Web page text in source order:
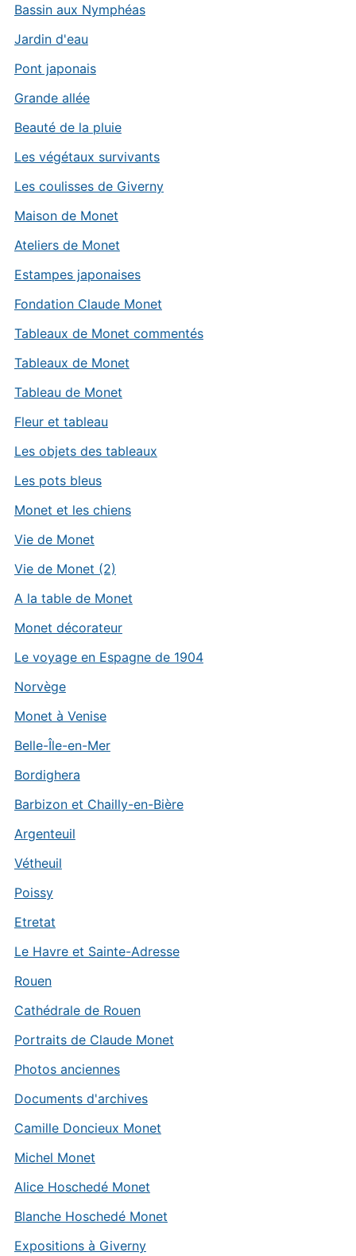
Bassin aux Nymphéas
Jardin d'eau
Pont japonais
Grande allée
Beauté de la pluie
Les végétaux survivants
Les coulisses de Giverny
Maison de Monet
Ateliers de Monet
Estampes japonaises
Fondation Claude Monet
Tableaux de Monet commentés
Tableaux de Monet
Tableau de Monet
Fleur et tableau
Les objets des tableaux
Les pots bleus
Monet et les chiens
Vie de Monet
Vie de Monet (2)
A la table de Monet
Monet décorateur
Le voyage en Espagne de 1904
Norvège
Monet à Venise
Belle-Île-en-Mer
Bordighera
Barbizon et Chailly-en-Bière
Argenteuil
Vétheuil
Poissy
Etretat
Le Havre et Sainte-Adresse
Rouen
Cathédrale de Rouen
Portraits de Claude Monet
Photos anciennes
Documents d'archives
Camille Doncieux Monet
Michel Monet
Alice Hoschedé Monet
Blanche Hoschedé Monet
Expositions à Giverny